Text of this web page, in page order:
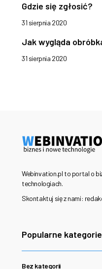
Gdzie się zgłosić?
31 sierpnia 2020
Jak wygląda
31 sierpnia 2020
Webinvation.pl to portal o
technologiach.
Skontaktuj się z nami:
Popularne kategorie
Bez kategorii